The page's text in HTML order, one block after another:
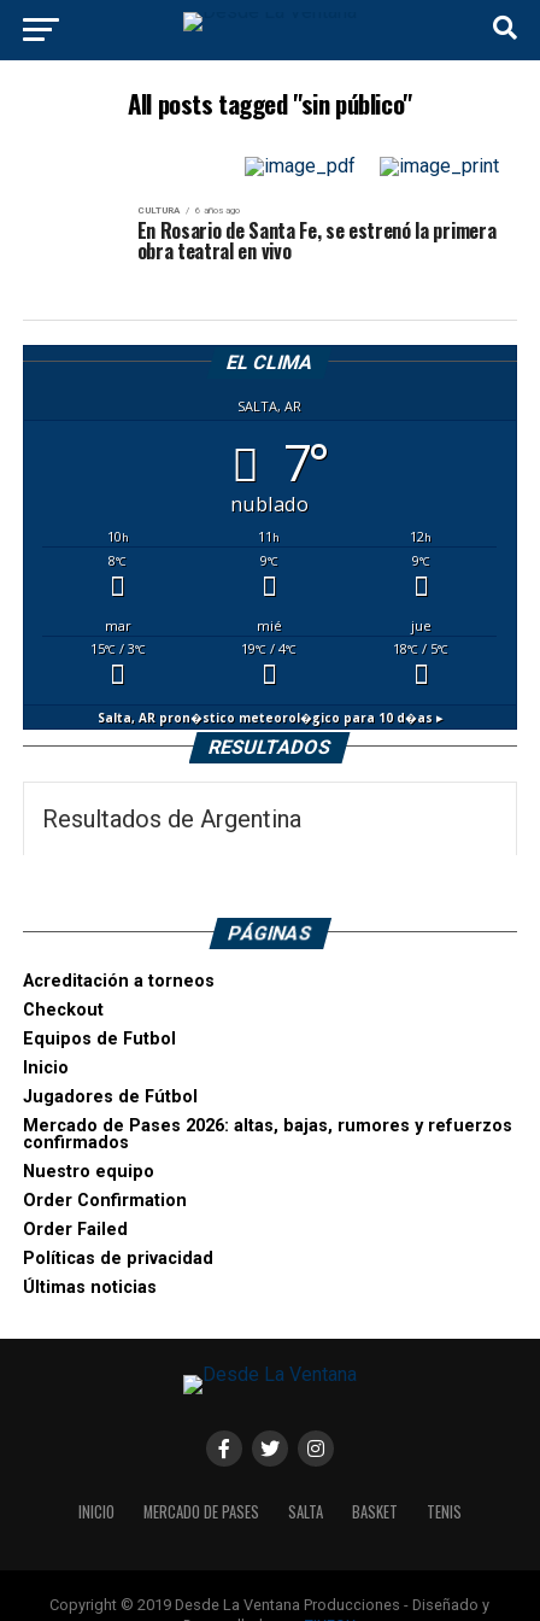
All posts tagged "sin público"
CULTURA 6 años ago
En Rosario de Santa Fe, se estrenó la primera
obra teatral en vivo
EL CLIMA
SALTA, AR
7°
nublado
10h 11h 12h
8°C 9°C 9°C
mar mié
jue
15°C/ 3°C 19°C / 4°C 18°C / 5°C
Salta, ARpron�stico meteorol�gico para 10 d�as ▸
RESULTADOS
Resultados de Argentina
PÁGINAS
Acreditación a torneos
Checkout
Equipos de Futbol
Inicio
Jugadores de Fútbol
Mercado de Pases 2026: altas, bajas, rumores y refuerzos
confirmados
Nuestro equipo
Order Confirmation
Order Failed
Políticas de privacidad
Últimas noticias
INICIO MERCADO DE PASES SALTA BASKET TENIS
Copyright © 2019 Desde La Ventana Producciones - Diseñado y